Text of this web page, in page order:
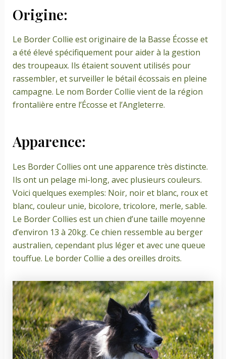
Origine:
Le Border Collie est originaire de la Basse Écosse et
a été élevé spécifiquement pour aider à la gestion
des troupeaux. Ils étaient souvent utilisés pour
rassembler, et surveiller le bétail écossais en pleine
campagne. Le nom Border Collie vient de la région
frontalière entre l’Écosse et l’Angleterre.
Apparence:
Les Border Collies ont une apparence très distincte.
Ils ont un pelage mi-long, avec plusieurs couleurs.
Voici quelques exemples: Noir, noir et blanc, roux et
blanc, couleur unie, bicolore, tricolore, merle, sable.
Le Border Collies est un chien d’une taille moyenne
d’environ 13 à 20kg. Ce chien ressemble au berger
australien, cependant plus léger et avec une queue
touffue. Le border Collie a des oreilles droits.